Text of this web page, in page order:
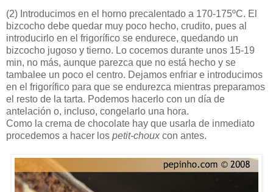
(2) Introducimos en el horno precalentado a 170-175ºC. El
bizcocho debe quedar muy poco hecho, crudito, pues al
introducirlo en el frigorífico se endurece, quedando un
bizcocho jugoso y tierno. Lo cocemos durante unos 15-19
min, no más, aunque parezca que no está hecho y se
tambalee un poco el centro. Dejamos enfriar e introducimos
en el frigorífico para que se endurezca mientras preparamos
el resto de la tarta. Podemos hacerlo con un día de
antelación o, incluso, congelarlo una hora.
Como la crema de chocolate hay que usarla de inmediato
procedemos a hacer los petit-choux con antes.